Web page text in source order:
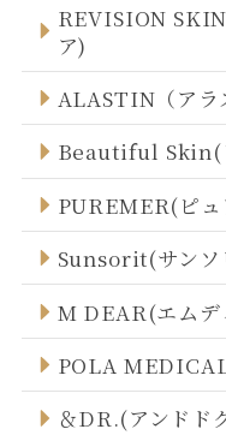
REVISION
ア)
ALASTIN（アラ
Beautiful Skin(
PUREMER(ピュ
Sunsorit(サンソ
M DEAR(エムデ
POLA
＆DR.(アンドド